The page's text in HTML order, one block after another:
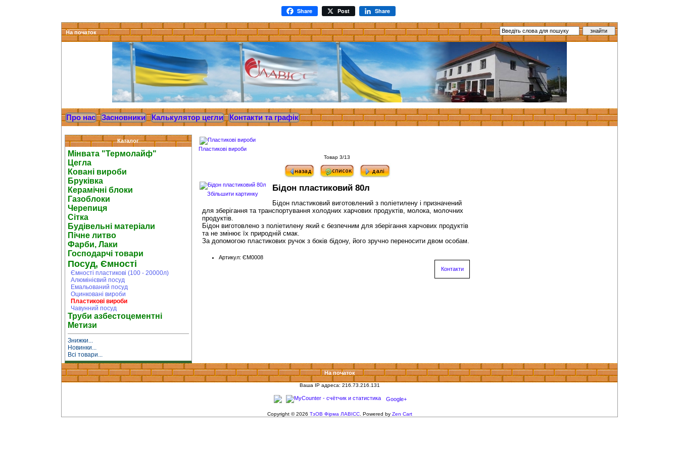
Share Post Share
На початок
Про нас Засновники Калькулятор цегли Контакти та графік
Каталог
Мінвата "Термолайф"
Цегла
Ковані вироби
Бруківка
Керамічні блоки
Газоблоки
Черепиця
Сітка
Будівельні матеріали
Пічне литво
Фарби, Лаки
Господарчі товари
Посуд, Ємності
Ємності пластикові (100 - 20000л)
Алюмінієвий посуд
Емальований посуд
Оцинковані вироби
Пластикові вироби
Чавунний посуд
Труби азбестоцементні
Метизи
Знижки...
Новинки...
Всі товари...
Пластикові вироби
Товар 3/13
Збільшити картинку
Бідон пластиковий 80л
Бідон пластиковий виготовлений з поліетилену і призначений
для зберігання та транспортування холодних харчових продуктів, молока, молочних
продуктів.
Бідон виготовлено з поліетилену який є безпечним для зберігання харчових продуктів
та не змінює їх природній смак.
За допомогою пластикових ручок з боків бідону, його зручно переносити двом особам.
Контакти
Артикул: ЄМ0008
На початок
Ваша IP адреса: 216.73.216.131
Google+
Copyright © 2026 ТзОВ Фірма ЛАВІСС. Powered by Zen Cart